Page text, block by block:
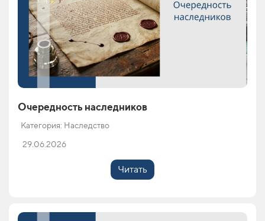
Очередность наследников
Категория: Наследство
29.06.2026
Читать